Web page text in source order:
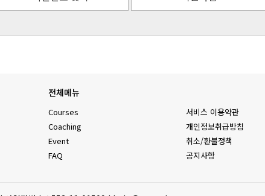
전체메뉴
Courses
Coaching
Event
FAQ
서비스 이용약관
개인정보취급방침
취소/환불정책
공지사항